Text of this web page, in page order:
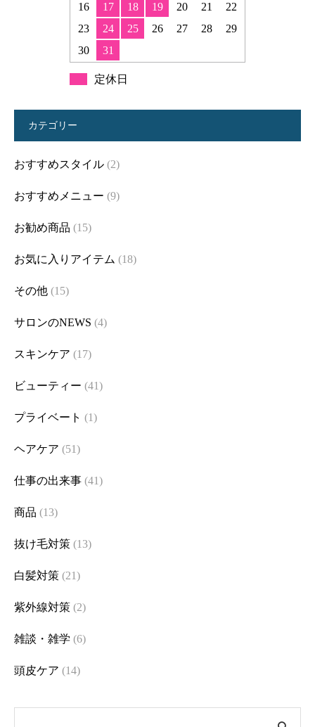
16
17 18 19 20 21
22
23
24 25 26 27 28
29
30
31
定休日
カテゴリー
おすすめスタイル (2)
おすすめメニュー (9)
お勧め商品 (15)
お気に入りアイテム (18)
その他 (15)
サロンのNEWS (4)
スキンケア (17)
ビューティー (41)
プライベート (1)
ヘアケア (51)
仕事の出来事 (41)
商品 (13)
抜け毛対策 (13)
白髪対策 (21)
紫外線対策 (2)
雑談・雑学 (6)
頭皮ケア (14)